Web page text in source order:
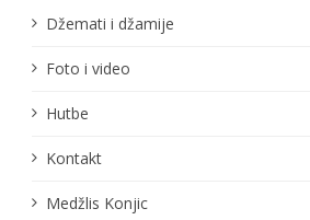
Džemati i džamije
Foto i video
Hutbe
Kontakt
Medžlis Konjic